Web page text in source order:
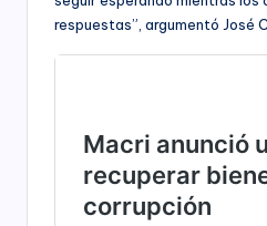
respuestas”, argumentó José